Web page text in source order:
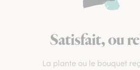
Satisfait, ou
La plante ou le bouquet